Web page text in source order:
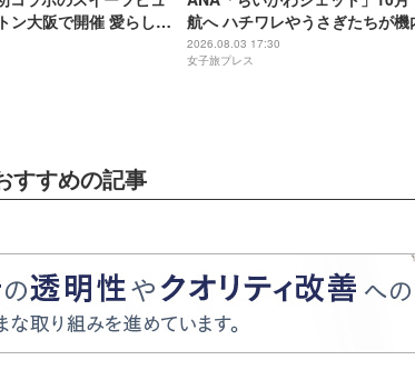
ン大阪で開催 愛らしい
キに
航へ ハチワレやうさぎたちが機
＆制服姿の限定グッズも
2026.08.03 17:30
女子旅プレス
すすめの記事